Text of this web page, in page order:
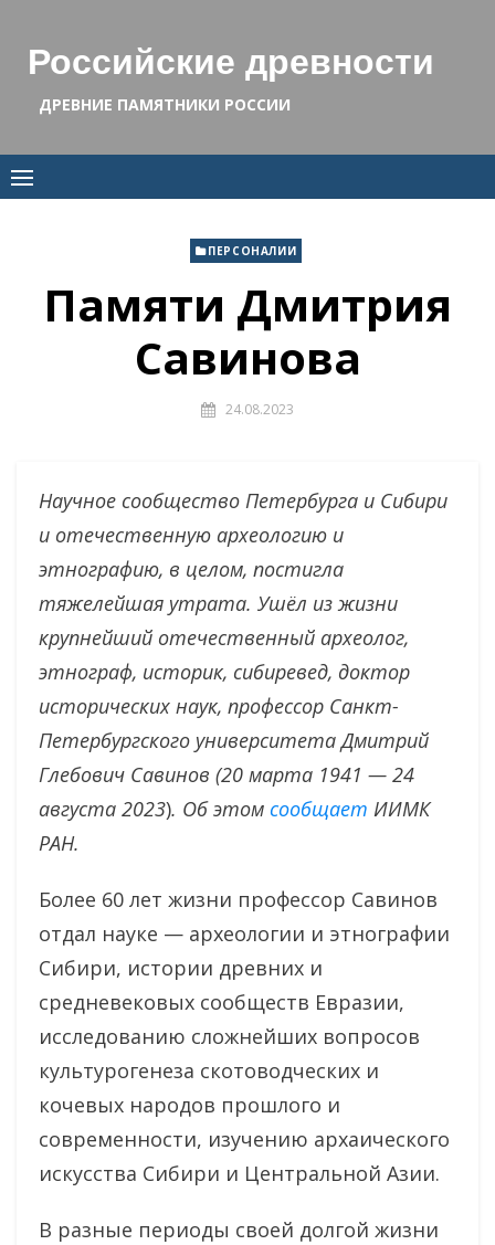
contentРоссийские древности
ДРЕВНИЕ ПАМЯТНИКИ РОССИИ
ПЕРСОНАЛИИ
Памяти Дмитрия
Савинова
24.08.2023
Научное сообщество Петербурга и Сибири
и отечественную археологию и
этнографию, в целом, постигла
тяжелейшая утрата. Ушëл из жизни
крупнейший отечественный археолог,
этнограф, историк, сибиревед, доктор
исторических наук, профессор Санкт-
Петербургского университета Дмитрий
Глебович Савинов (20 марта 1941 — 24
августа 2023). Об этом сообщает ИИМК
РАН.
Более 60 лет жизни профессор Савинов
отдал науке — археологии и этнографии
Сибири, истории древних и
средневековых сообществ Евразии,
исследованию сложнейших вопросов
культурогенеза скотоводческих и
кочевых народов прошлого и
современности, изучению архаического
искусства Сибири и Центральной Азии.
В разные периоды своей долгой жизни